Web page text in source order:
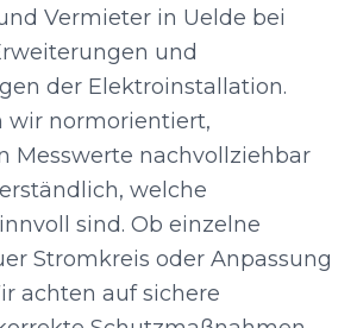
Vermieter in Uelde bei
und
der Elektroinstallation.
wir normorientiert,
Messwerte nachvollziehbar
welche
sind. Ob einzelne
Stromkreis oder Anpassung
achten auf sichere